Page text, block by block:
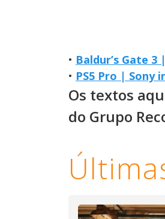
• Baldur’s Gate
• PS5 Pro | Sony
Os textos
do Grupo